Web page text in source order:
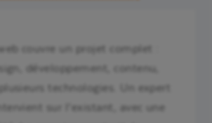
couvre un projet complet :
développement, contenu,
technologies. Un expert
sur l’existant, avec une